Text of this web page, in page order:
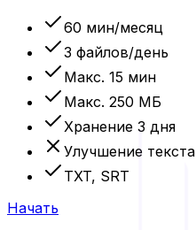
60 мин/месяц
3 файлов/день
Макс. 15 мин
Макс. 250 МБ
Хранение 3 дня
Улучшение текста
TXT, SRT
Начать